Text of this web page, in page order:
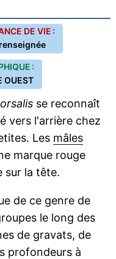
DE VIE :
:
OUEST
se reconnaît
vers l'arrière chez
Les mâles
marque rouge
sur la tête.
de ce genre de
le long des
de gravats, de
profondeurs à